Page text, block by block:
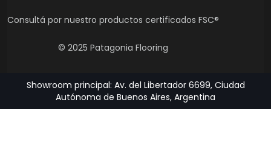
Consultá por nuestro productos certificados FSC®
© 2025 Patagonia Flooring
Showroom principal: Av. del Libertador 6699, Ciudad
Autónoma de Buenos Aires, Argentina